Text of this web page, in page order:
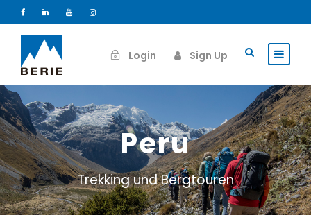
Login Sign Up
Peru
Trekking und Bergtouren